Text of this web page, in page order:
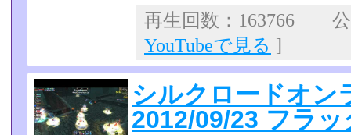
再生回数：163766
YouTubeで見る ]
シルクロードオン
2012/09/23 フラ